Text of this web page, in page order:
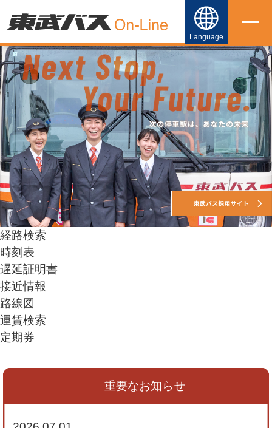
Language
English
简体中文
繁體中文
한국어
経路検索
時刻表
遅延証明書
接近情報
路線図
運賃検索
定期券
重要なお知らせ